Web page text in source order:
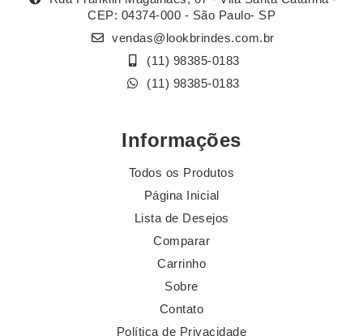
CEP: 04374-000 - São Paulo- SP
vendas@lookbrindes.com.br
(11) 98385-0183
(11) 98385-0183
Informações
Todos os Produtos
Página Inicial
Lista de Desejos
Comparar
Carrinho
Sobre
Contato
Política de Privacidade